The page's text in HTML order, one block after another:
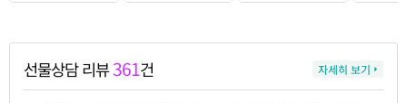
선물상담 리뷰361건 자세히 보기